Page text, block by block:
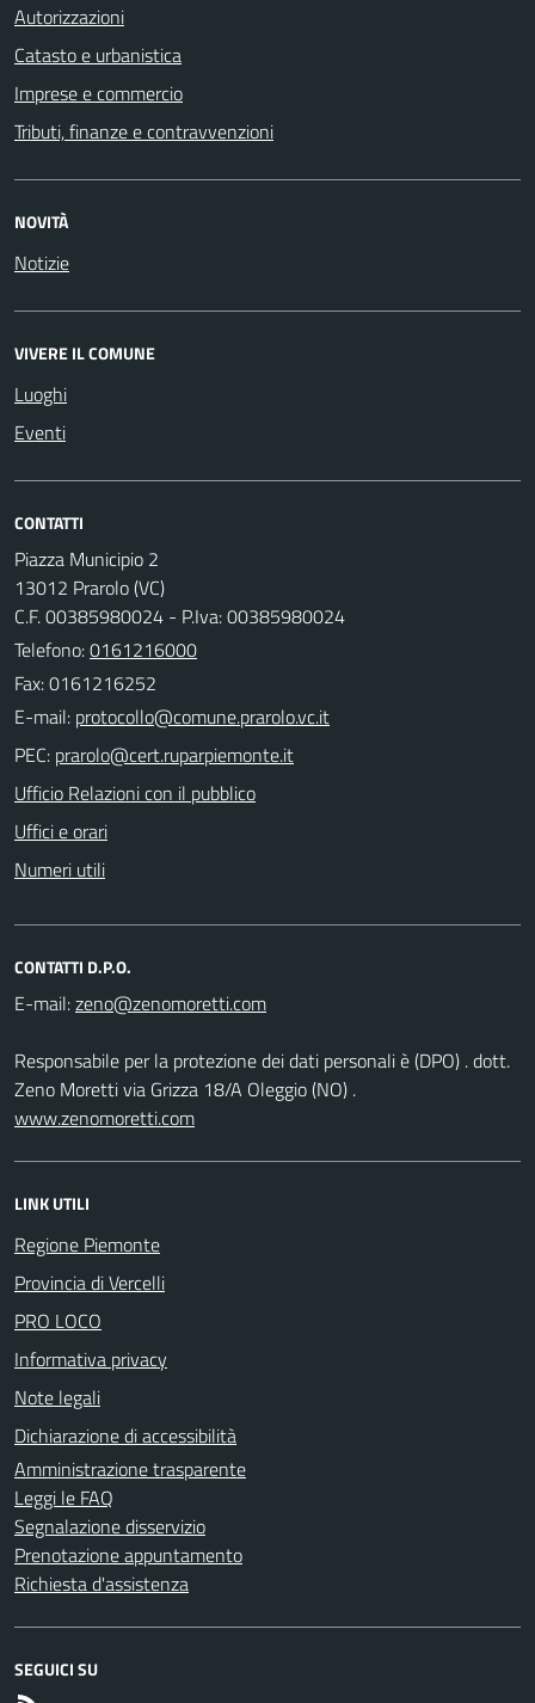
Autorizzazioni
Catasto e urbanistica
Imprese e commercio
Tributi, finanze e contravvenzioni
NOVITÀ
Notizie
VIVERE IL COMUNE
Luoghi
Eventi
CONTATTI
Piazza Municipio 2
13012 Prarolo (VC)
C.F. 00385980024 - P.Iva: 00385980024
Telefono:0161216000
Fax: 0161216252
E-mail:
PEC:
Ufficio Relazioni con il pubblico
Uffici e orari
Numeri utili
CONTATTI D.P.O.
E-mail:
Responsabile per la protezione dei dati personali è (DPO) . dott.
Zeno Moretti via Grizza 18/A Oleggio (NO) .
www.zenomoretti.com
LINK UTILI
Regione Piemonte
Provincia di Vercelli
PRO LOCO
Informativa privacy
Note legali
Dichiarazione di accessibilità
Amministrazione trasparente
Leggi le FAQ
Segnalazione disservizio
Prenotazione appuntamento
Richiesta d'assistenza
SEGUICI SU